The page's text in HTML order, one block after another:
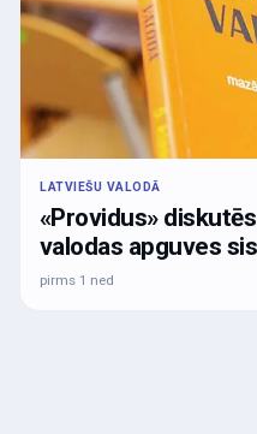
LATVIEŠU VALODĀ
«Providus»
valodas apguves
pirms 1 ned